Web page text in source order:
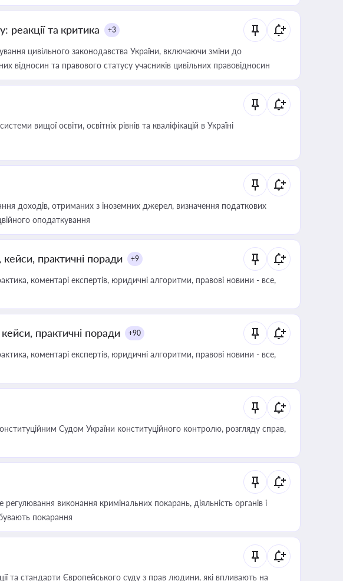
реакції та критика +3
цивільного законодавства України, включаючи зміни до
відносин та правового статусу учасників цивільних правовідносин
вищої освіти, освітніх рівнів та кваліфікацій в Україні
доходів, отриманих з іноземних джерел, визначення податкових
оподаткування
практичні поради +9
коментарі експертів, юридичні алгоритми, правові новини - все,
практичні поради +90
коментарі експертів, юридичні алгоритми, правові новини - все,
Судом України конституційного контролю, розгляду справ,
виконання кримінальних покарань, діяльність органів і
покарання
та стандарти Європейського суду з прав людини, які впливають на